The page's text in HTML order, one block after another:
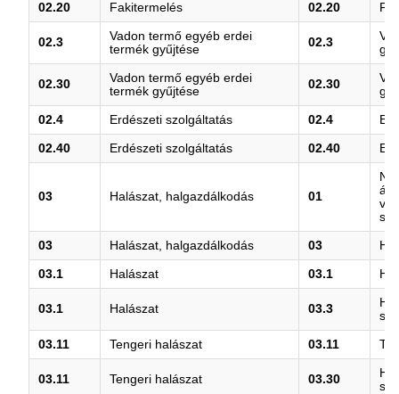
02.20 Fakitermelés 02.20
02.3
Vadon termő egyéb erdei
termék gyűjtése
02.3
02.30
Vadon termő egyéb erdei
termék gyűjtése
02.30
02.4 Erdészeti szolgáltatás 02.4
02.40 Erdészeti szolgáltatás 02.40
03 Halászat, halgazdálkodás 01
03 Halászat, halgazdálkodás 03
03.1 Halászat 03.1
03.1 Halászat 03.3
03.11 Tengeri halászat 03.11
03.11 Tengeri halászat 03.30